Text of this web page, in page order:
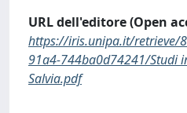
URL dell'editore (Open
https://iris.unipa.it/retrieve/
91a4-744ba0d74241/Studi
Salvia.pdf